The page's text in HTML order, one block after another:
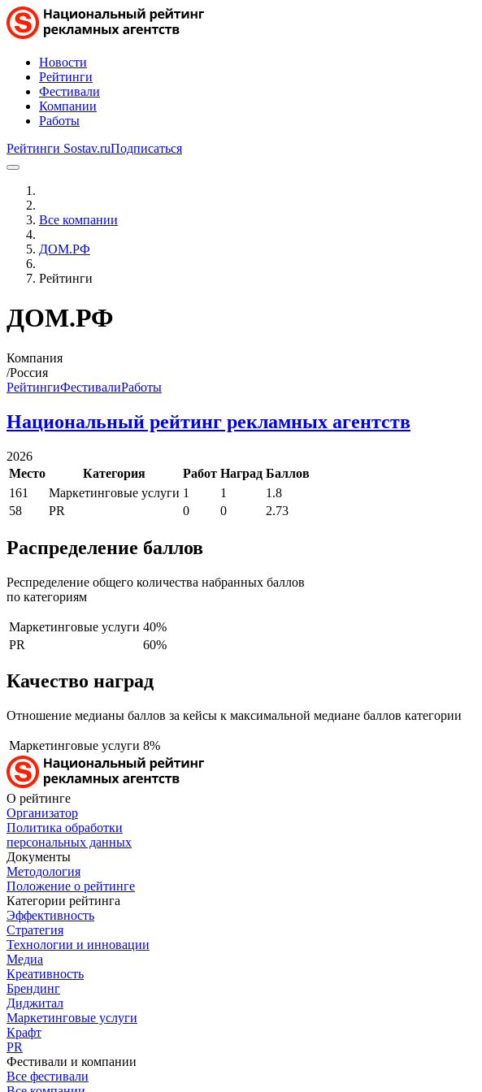
Новости
Рейтинги
Фестивали
Компании
Работы
Рейтинги Sostav.ruПодписаться
Все компании
ДОМ.РФ
Рейтинги
ДОМ.РФ
Компания
/Россия
РейтингиФестивалиРаботы
Национальный рейтинг рекламных агентств
2026
Место
Категория Работ Наград Баллов
161
Маркетинговые услуги 1 1
1.8
58
PR 0 0 2.73
Распределение баллов
Респределение общего количества набранных баллов
по категориям
Маркетинговые услуги 40%
PR
60%
Качество наград
Отношение медианы баллов за кейсы к максимальной медиане баллов категории
Маркетинговые услуги 8%
О рейтинге
Организатор
Политика обработки
персональных данных
Документы
Методология
Положение о рейтинге
Категории рейтинга
Эффективность
Стратегия
Технологии и инновации
Медиа
Креативность
Брендинг
Диджитал
Маркетинговые услуги
Крафт
PR
Фестивали и компании
Все фестивали